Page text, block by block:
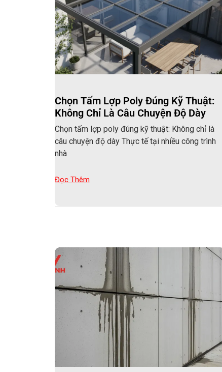
Chọn Tấm Lợp Poly Đúng Kỹ Thuật:
Không Chỉ Là Câu Chuyện Độ Dày
Chọn tấm lợp poly đúng kỹ thuật: Không chỉ là
câu chuyện độ dày Thực tế tại nhiều công trình
nhà
Đọc Thêm